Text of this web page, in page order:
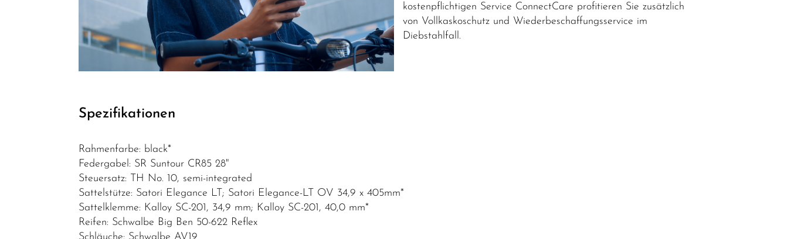
kostenpflichtigen Service ConnectCare profitieren Sie zusätzlich
von Vollkaskoschutz und Wiederbeschaffungsservice im
Diebstahlfall.
Spezifikationen
Rahmenfarbe: black*
Federgabel: SR Suntour CR85 28"
Steuersatz: TH No. 10, semi-integrated
Sattelstütze: Satori Elegance LT; Satori Elegance-LT OV 34,9 x 405mm*
Sattelklemme: Kalloy SC-201, 34,9 mm; Kalloy SC-201, 40,0 mm*
Reifen: Schwalbe Big Ben 50-622 Reflex